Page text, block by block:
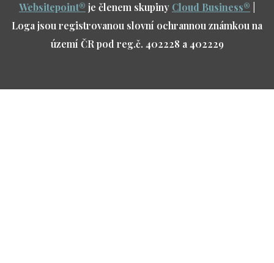
Websitepoint® je členem skupiny Cloud Business®
Loga jsou registrovanou slovní ochrannou známkou na
území ČR pod reg.č. 402228 a 402229